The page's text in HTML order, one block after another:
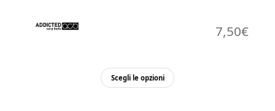
7,50€
Scegli le opzioni
Questo